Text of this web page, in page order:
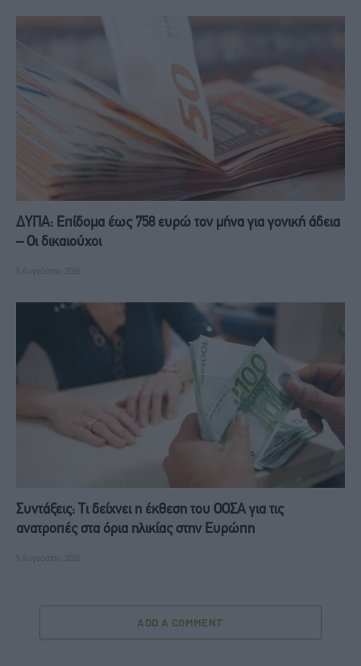
ΔΥΠΑ: Επίδομα έως 758 ευρώ τον μήνα για γονική άδεια
– Οι δικαιούχοι
5 Αυγούστου, 2026
Συντάξεις: Τι δείχνει η έκθεση του ΟΟΣΑ για τις
ανατροπές στα όρια ηλικίας στην Ευρώπη
5 Αυγούστου, 2026
ADD A COMMENT